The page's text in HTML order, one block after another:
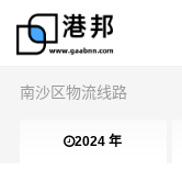
南沙区物流线路
2024 年